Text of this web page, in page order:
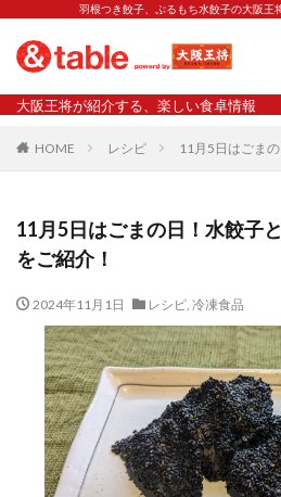
羽根つき餃子、ぷるもち水餃子の大阪王
大阪王将が紹介する、楽しい食卓情報
HOME レシピ 11月5日はごま
11月5日はごまの日！水餃子
をご紹介！
2024年11月1日 レシピ, 冷凍食品
タグ
2023新商品 炒飯の素
減塩
渡韓 渡韓ごっこ
焼売と飲みたい
焼酎 猛
白くなる
大阪王将 背徳のバターすぎるぎょう
宇都宮
宮崎辛麺 宮崎餃子
昇華
居酒屋 弁当
新商品
旨辛 生産者
食の安全
鉄ラー油 鍋
開発秘話
関西万博 食と